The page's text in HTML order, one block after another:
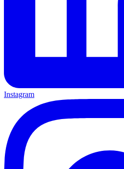
Instagram